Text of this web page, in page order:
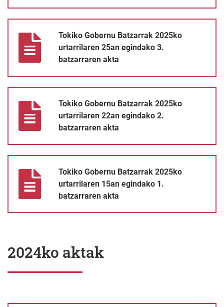
Tokiko Gobernu Batzarrak 2025ko
urtarrilaren 25an egindako 3.
batzarraren akta
Tokiko Gobernu Batzarrak 2025ko
urtarrilaren 22an egindako 2.
batzarraren akta
Tokiko Gobernu Batzarrak 2025ko
urtarrilaren 15an egindako 1.
batzarraren akta
2024ko aktak